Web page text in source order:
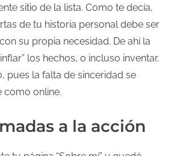
sitio de la lista. Como te decía,
de tu historia personal debe ser
su propia necesidad. De ahí la
los hechos, o incluso inventar.
pues la falta de sinceridad se
como online.
a la acción